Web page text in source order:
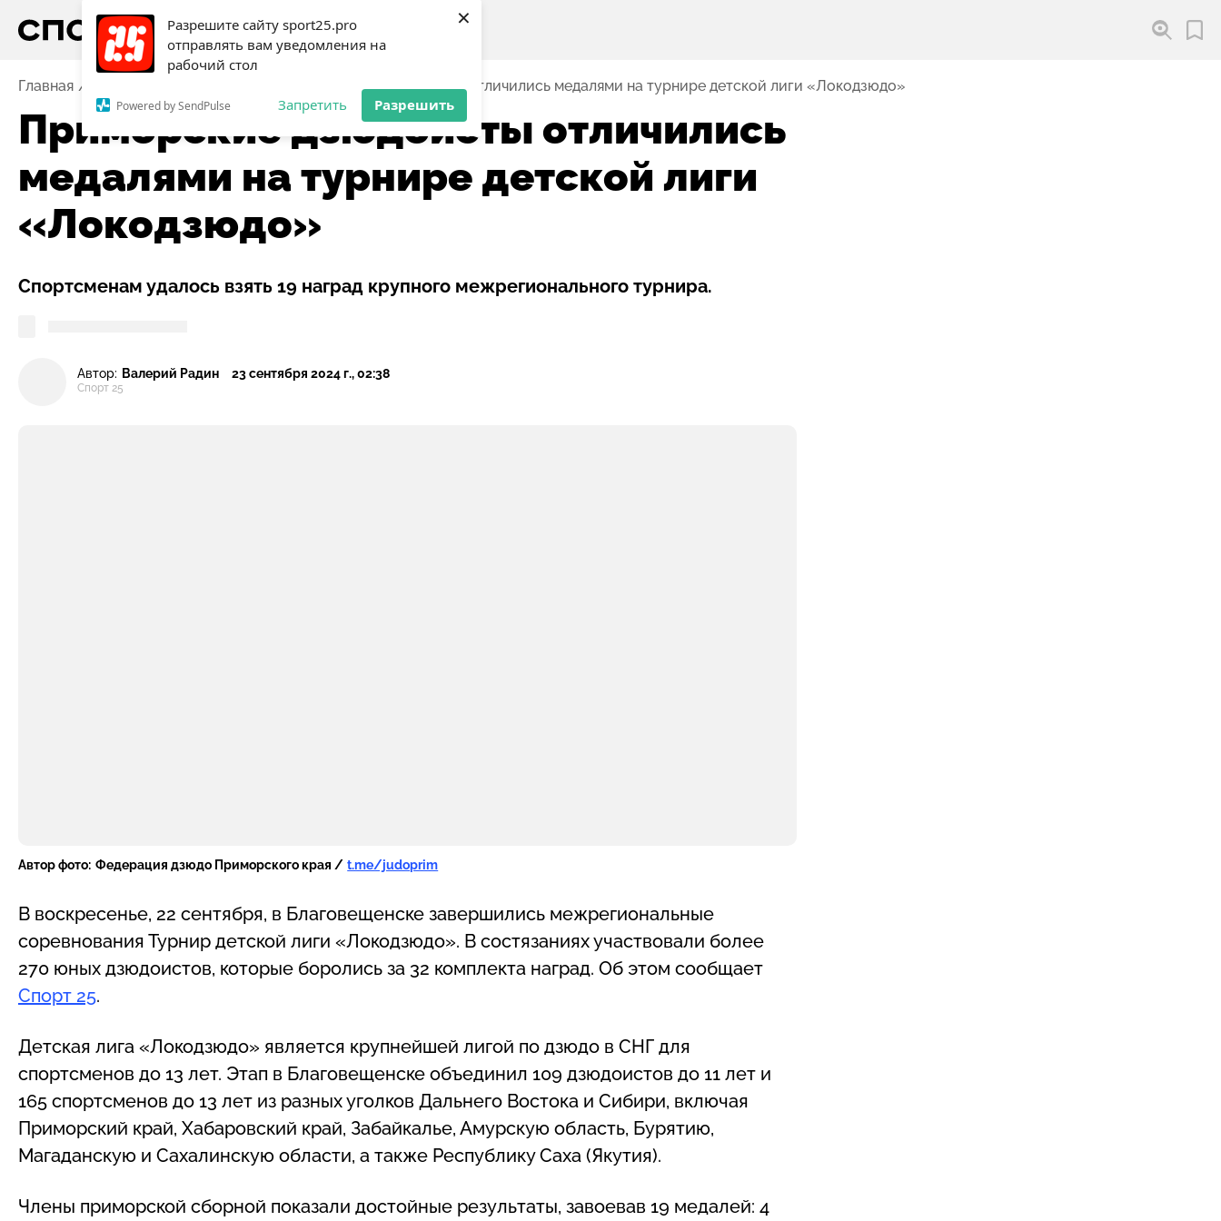
Разрешите сайту sport25.pro
отправлять вам уведомления на
рабочий стол
Powered by SendPulse Запретить Разрешить
×
Главная Приморские дзюдоисты отличились медалями на турнире детской лиги «Локодзюдо»
Приморские дзюдоисты отличились
медалями на турнире детской лиги
«Локодзюдо»
Спортсменам удалось взять 19 наград крупного межрегионального турнира.
Автор: Валерий Радин
Спорт 25
23 сентября 2024 г., 02:38
Автор фото: Федерация дзюдо Приморского края / t.me/judoprim
В воскресенье, 22 сентября, в Благовещенске завершились межрегиональные
соревнования Турнир детской лиги «Локодзюдо». В состязаниях участвовали более
270 юных дзюдоистов, которые боролись за 32 комплекта наград. Об этом сообщает
Спорт 25.
Детская лига «Локодзюдо» является крупнейшей лигой по дзюдо в СНГ для
спортсменов до 13 лет. Этап в Благовещенске объединил 109 дзюдоистов до 11 лет и
165 спортсменов до 13 лет из разных уголков Дальнего Востока и Сибири, включая
Приморский край, Хабаровский край, Забайкалье, Амурскую область, Бурятию,
Магаданскую и Сахалинскую области, а также Республику Саха (Якутия).
Члены приморской сборной показали достойные результаты, завоевав 19 медалей: 4